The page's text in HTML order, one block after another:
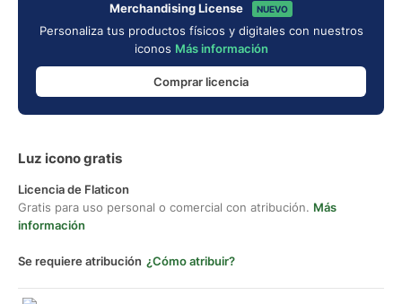
Merchandising License NUEVO
Personaliza tus productos físicos y digitales con nuestros
iconos Más información
Comprar licencia
Luz icono gratis
Licencia de Flaticon
Gratis para uso personal o comercial con atribución. Más
información
Se requiere atribución ¿Cómo atribuir?